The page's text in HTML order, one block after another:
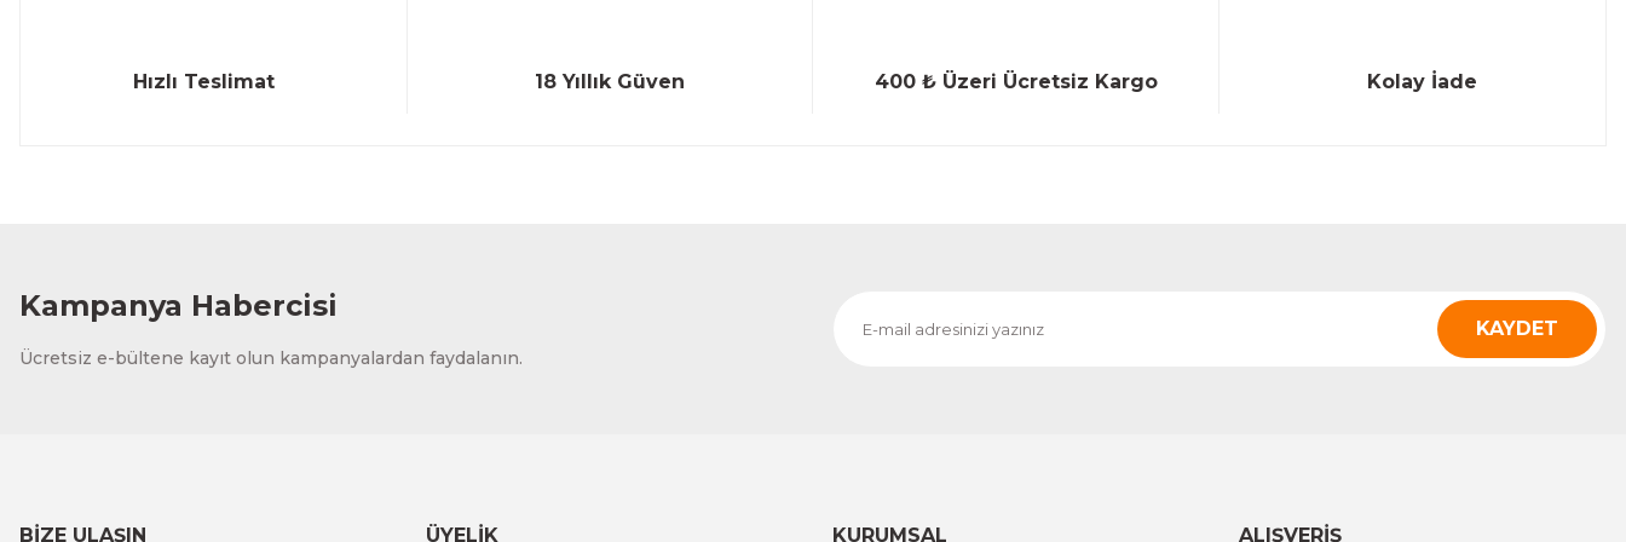
Hızlı Teslimat 18 Yıllık Güven 400 ₺ Üzeri Ücretsiz Kargo Kolay İade
Kampanya Habercisi
Ücretsiz e-bültene kayıt olun kampanyalardan faydalanın.
KAYDET
BİZE ULAŞIN ÜYELİK KURUMSAL ALIŞVERİŞ